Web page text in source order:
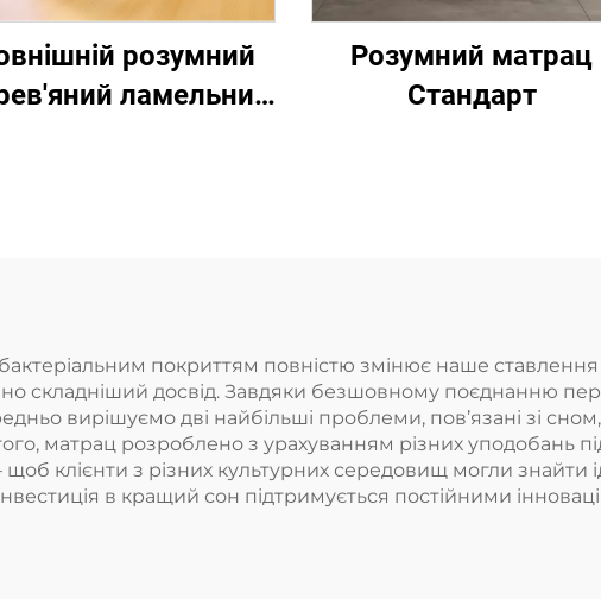
розумний
ламельний
Розумний матрац
Стандарт
покриттям повністю змінює наше
складніший досвід. Завдяки безшовному поєднанню
вирішуємо дві найбільші проблеми, пов’язані зі
того, матрац розроблено з урахуванням різних уподобань
клієнти з різних культурних середовищ могли знайти
в кращий сон підтримується постійними